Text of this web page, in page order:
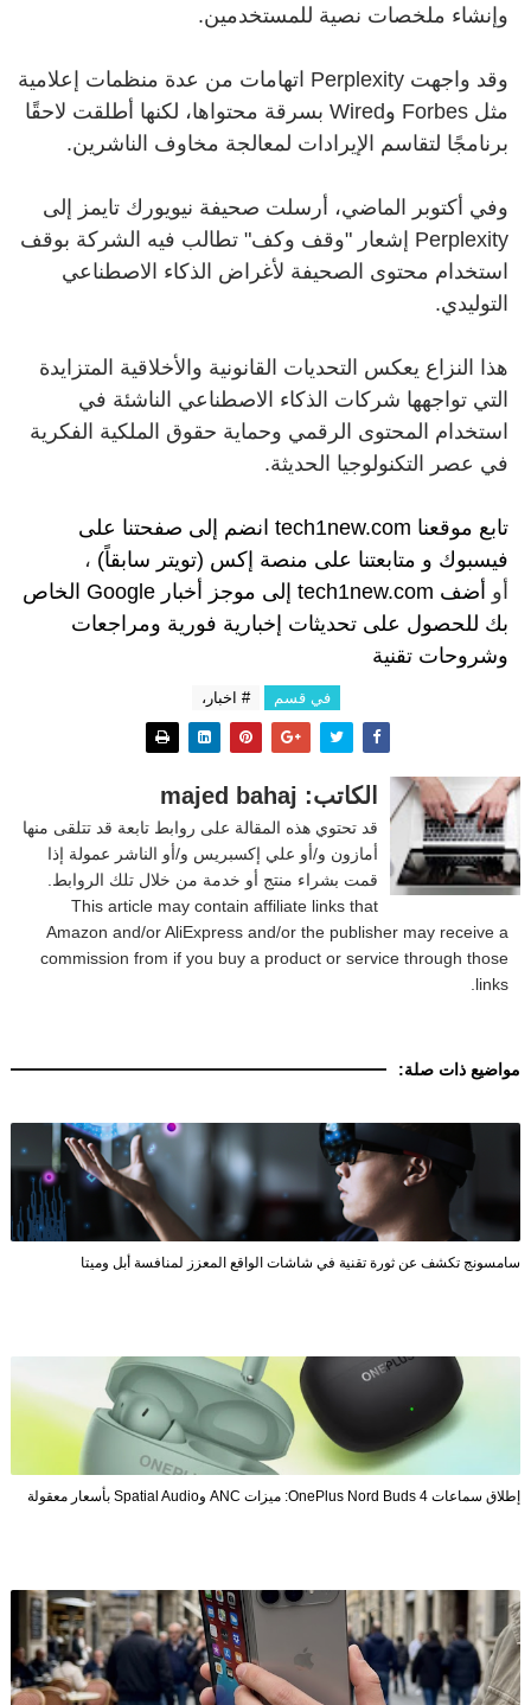
وإنشاء ملخصات نصية للمستخدمين.
وقد واجهت Perplexity اتهامات من عدة منظمات إعلامية
مثل Forbes وWired بسرقة محتواها، لكنها أطلقت لاحقًا
برنامجًا لتقاسم الإيرادات لمعالجة مخاوف الناشرين.
وفي أكتوبر الماضي، أرسلت صحيفة نيويورك تايمز إلى
Perplexity إشعار "وقف وكف" تطالب فيه الشركة بوقف
استخدام محتوى الصحيفة لأغراض الذكاء الاصطناعي
التوليدي.
هذا النزاع يعكس التحديات القانونية والأخلاقية المتزايدة
التي تواجهها شركات الذكاء الاصطناعي الناشئة في
استخدام المحتوى الرقمي وحماية حقوق الملكية الفكرية
في عصر التكنولوجيا الحديثة.
تابع موقعنا tech1new.comانضم إلى صفحتنا على
فيسبوك و متابعتنا على منصة إكس (تويتر سابقاً) ،
أو
أضف tech1new.com إلى موجز أخبار Google الخاص
بك للحصول على تحديثات إخبارية فورية ومراجعات
وشروحات تقنية
في قسم # اخبار،
الكاتب: majed bahaj
قد تحتوي هذه المقالة على روابط تابعة قد تتلقى منها
أمازون و/أو علي إكسبريس و/أو الناشر عمولة إذا
قمت بشراء منتج أو خدمة من خلال تلك الروابط.
This article may contain affiliate links that
Amazon and/or AliExpress and/or the publisher may receive a
commission from if you buy a product or service through those
links.
مواضيع ذات صلة:
سامسونج تكشف عن ثورة تقنية في شاشات الواقع المعزز لمنافسة أبل وميتا
إطلاق سماعات OnePlus Nord Buds 4: ميزات ANC وSpatial Audio بأسعار معقولة